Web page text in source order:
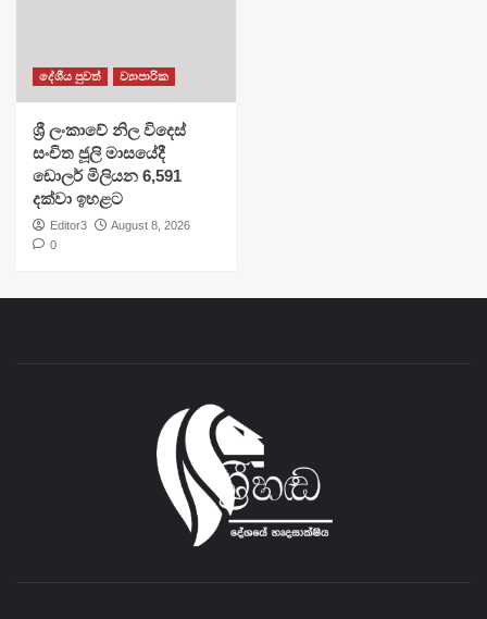
දේශීය පුවත් ව්‍යාපාරික
ශ්‍රී ලංකාවේ නිල විදෙස්
සංචිත ජූලි මාසයේදී
ඩොලර් මිලියන 6,591
දක්වා ඉහළට
Editor3
August 8, 2026
0